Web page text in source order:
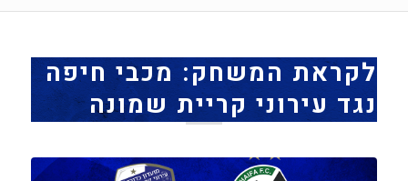
לקראת המשחק: מכבי חיפה
נגד עירוני קריית שמונה